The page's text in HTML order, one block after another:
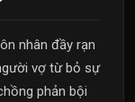
nhân đầy rạn
vợ từ bỏ sự
phản bội